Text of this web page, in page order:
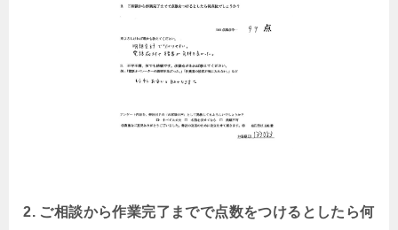
2. ご相談から作業完了までで点数をつけるとしたら何